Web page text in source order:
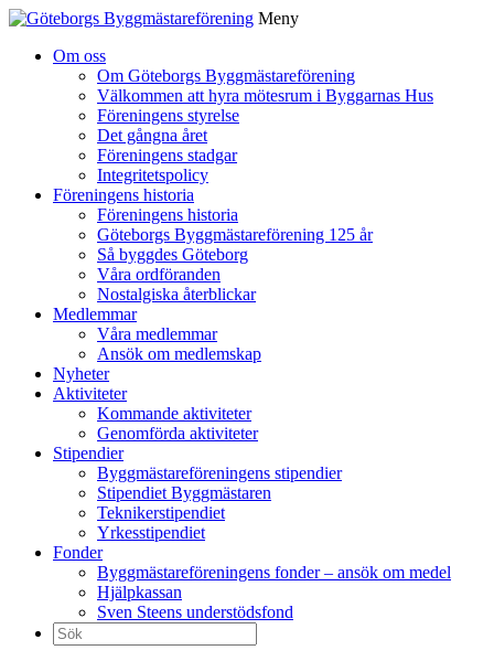
Meny
Om oss
Om Göteborgs Byggmästareförening
Välkommen att hyra mötesrum i Byggarnas Hus
Föreningens styrelse
Det gångna året
Föreningens stadgar
Integritetspolicy
Föreningens historia
Föreningens historia
Göteborgs Byggmästareförening 125 år
Så byggdes Göteborg
Våra ordföranden
Nostalgiska återblickar
Medlemmar
Våra medlemmar
Ansök om medlemskap
Nyheter
Aktiviteter
Kommande aktiviteter
Genomförda aktiviteter
Stipendier
Byggmästareföreningens stipendier
Stipendiet Byggmästaren
Teknikerstipendiet
Yrkesstipendiet
Fonder
Byggmästareföreningens fonder – ansök om medel
Hjälpkassan
Sven Steens understödsfond
Sök
efter: